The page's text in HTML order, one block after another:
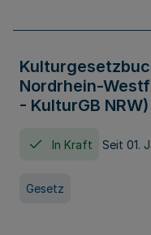
Nordrhein-
- KulturGB NRW)
In Kraft Seit 01.
Gesetz